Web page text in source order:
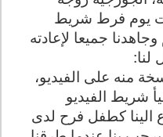
يوم فرط شريط
جميعا لإعادته
لنا:
منه على الفيديو،
شريط الفيديو
الينا كطفل فرح لدى